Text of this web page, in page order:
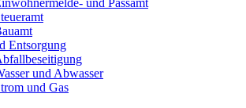
und Passamt
Entsorgung
und Abwasser
und Gas